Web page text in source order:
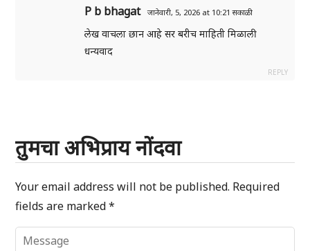
P b bhagat जानेवारी, 5, 2026 at 10:21 सकाळी
लेख वाचला छान आहे सर बरीच माहिती मिळाली
धन्यवाद
REPLY
तुमचा अभिप्राय नोंदवा
Your email address will not be published. Required
fields are marked*